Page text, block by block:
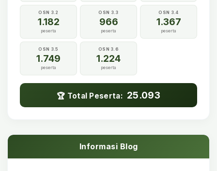
OSN 3.2
1.182
peserta
OSN 3.3
966
peserta
OSN 3.4
1.367
peserta
OSN 3.5
1.749
peserta
OSN 3.6
1.224
peserta
🏆 Total Peserta: 25.093
Informasi Blog